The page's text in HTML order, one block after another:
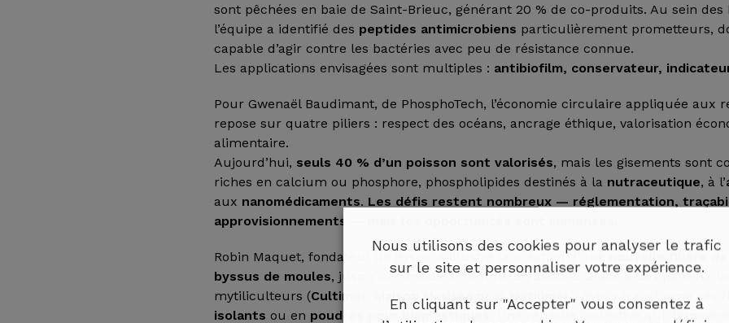
sont pêchées en baie de Saint-Brieuc, générant 20 % de co-produits. Au sein
l’équipe a identifié des peptides antimicrobiens particulièrement prometteurs,
capable d’agir contre les bactéries avec peu de résistance connue.
Les applications envisagées sont multiples : antibiofilm, conservateur,
Pour Gwenaël Baudimant, de PhosphoTech, l’économie circulaire appliquée aux
repose sur quatre piliers : respect des océans, ancrage éthique, valorisation
alimentaire.
Aujourd’hui, seuls 40 % d’un poisson sont valorisés, mais les gisements sont
riches en calcium ou phosphore, phospholipides destinés à la nutraceutique, à l’
aux nanomédicaments. Les défis restent nombreux — réglementation,
approvisionnements — mais les opportunités sont immenses.
Robin Maquet, fondateur de Bysco, a illustré la création d’une
nouvelle filière
byssus de moules, jusqu’ici considéré comme un déchet. Grâce à des
mytiliculteurs (Cultimer Maison Morisseau Mytilimer ), Bysco transforme ces
isolants ou en poudres pour bioplastiques
. Une réussite collective qui
Nous utilisons des cookies pour analyser le trafic
sur le site et personnaliser votre expérience.
En cliquant sur "Accepter" vous consentez à